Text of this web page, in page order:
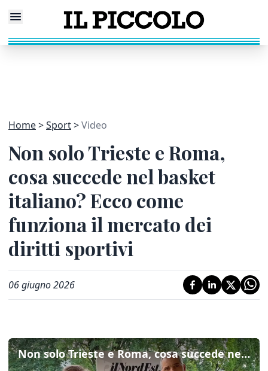
Home Sport Video
Non solo Trieste e Roma,
cosa succede nel basket
italiano? Ecco come
funziona il mercato dei
diritti sportivi
06 giugno 2026
Non solo Trieste e Roma, cosa succede nel basket italiano? Ecco come funziona il mercato dei diritti sportivi